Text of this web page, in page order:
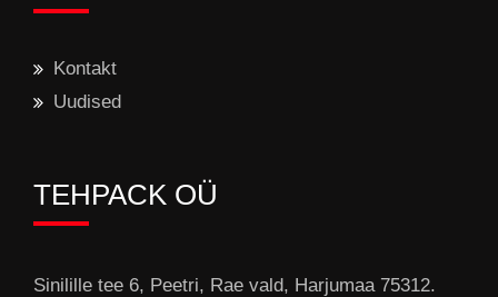
Kontakt
Uudised
TEHPACK OÜ
Sinilille tee 6, Peetri, Rae vald, Harjumaa 75312.